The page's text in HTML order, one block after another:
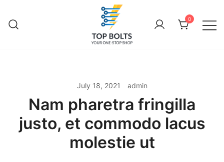
content
0
July 18, 2021 admin
Nam pharetra fringilla
justo, et commodo lacus
molestie ut